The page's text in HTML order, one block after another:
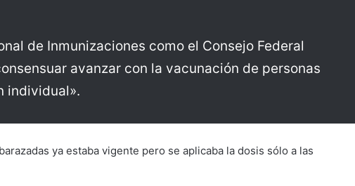
de Inmunizaciones como el Consejo Federal
avanzar con la vacunación de personas
individual».
ya estaba vigente pero se aplicaba la dosis sólo a las